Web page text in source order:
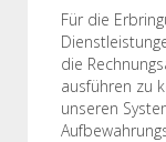
Für die
die
ausführen zu
unseren